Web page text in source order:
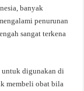
banyak
penurunan
sangat terkena
untuk digunakan di
membeli obat bila